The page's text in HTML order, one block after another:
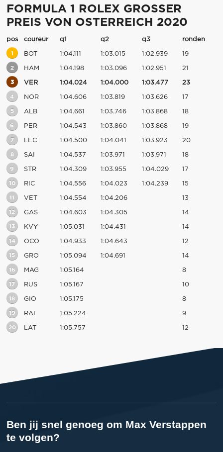
FORMULA 1 ROLEX GROSSER
PREIS VON OSTERREICH 2020
pos coureur q1 q2 q3 ronden
1 BOT 1:04.111 1:03.015 1:02.939 19
2 HAM 1:04.198 1:03.096 1:02.951 21
3 VER 1:04.024 1:04.000 1:03.477 23
4 NOR 1:04.606 1:03.819 1:03.626 17
5 ALB 1:04.661 1:03.746 1:03.868 18
6 PER 1:04.543 1:03.860 1:03.868 19
7 LEC 1:04.500 1:04.041 1:03.923 20
8 SAI 1:04.537 1:03.971 1:03.971 18
9 STR 1:04.309 1:03.955 1:04.029 17
10 RIC 1:04.556 1:04.023 1:04.239 15
11 VET 1:04.554 1:04.206 13
12 GAS 1:04.603 1:04.305 14
13 KVY 1:05.031 1:04.431 14
14 OCO 1:04.933 1:04.643 12
15 GRO 1:05.094 1:04.691 14
16 MAG 1:05.164 8
17 RUS 1:05.167 10
18 GIO 1:05.175 8
19 RAI 1:05.224 9
20 LAT 1:05.757 12
Ben jij snel genoeg om Max Verstappen
te volgen?